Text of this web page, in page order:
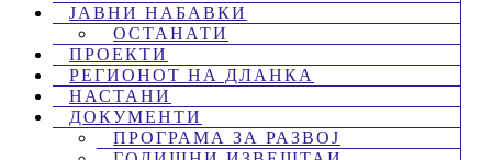
ЈАВНИ НАБАВКИ
ОСТАНАТИ
ПРОЕКТИ
РЕГИОНОТ НА ДЛАНКА
НАСТАНИ
ДОКУМЕНТИ
ПРОГРАМА ЗА РАЗВОЈ